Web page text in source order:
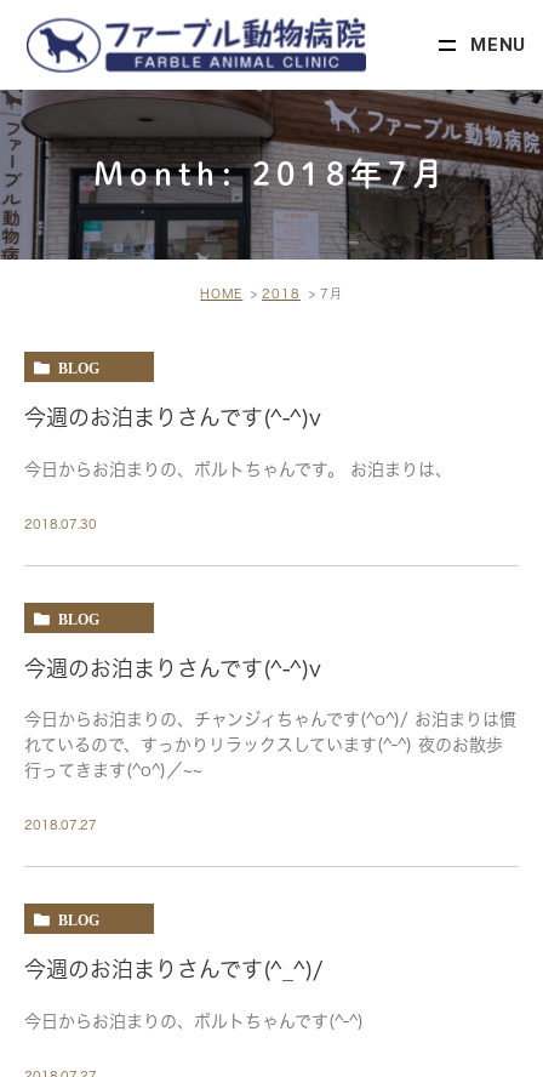
MENU
Month: 2018年7月
HOME 2018 7月
BLOG
今週のお泊まりさんです(^-^)v
今日からお泊まりの、ボルトちゃんです。 お泊まりは、
2018.07.30
BLOG
今週のお泊まりさんです(^-^)v
今日からお泊まりの、チャンジィちゃんです(^o^)/ お泊まりは慣
れているので、すっかりリラックスしています(^-^) 夜のお散歩
行ってきます(^o^)／~~
2018.07.27
BLOG
今週のお泊まりさんです(^_^)/
今日からお泊まりの、ボルトちゃんです(^-^)